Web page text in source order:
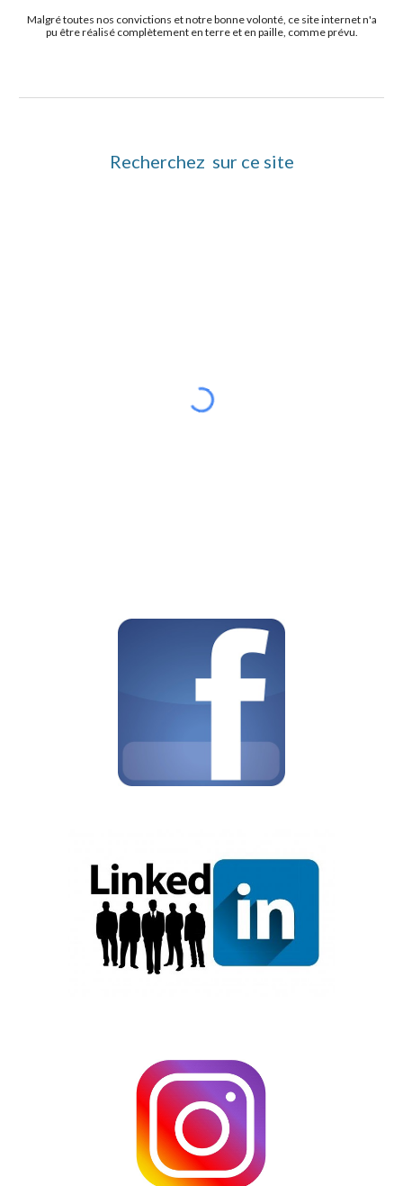
Malgré toutes nos convictions et notre bonne volonté, ce site internet n'a
pu être réalisé complètement en terre et en paille, comme prévu.
Recherchez sur ce site